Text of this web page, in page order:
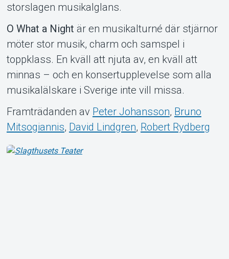
storslagen musikalglans.
O What a Night är en musikalturné där stjärnor
möter stor musik, charm och samspel i
toppklass. En kväll att njuta av, en kväll att
minnas – och en konsertupplevelse som alla
musikalälskare i Sverige inte vill missa.
Framträdanden av Peter Johansson, Bruno
Mitsogiannis, David Lindgren, Robert Rydberg